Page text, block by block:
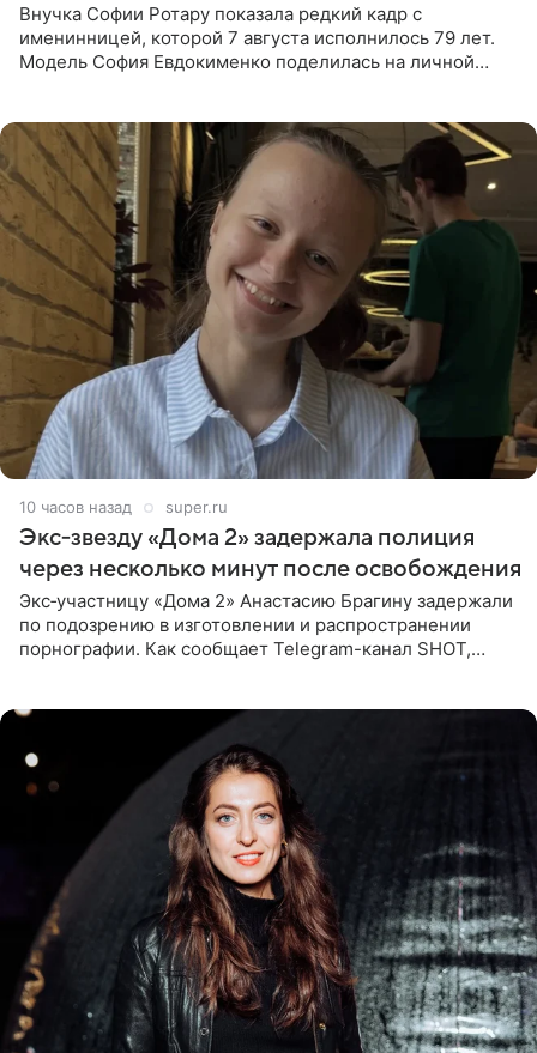
Внучка Софии Ротару показала редкий кадр с
именинницей, которой 7 августа исполнилось 79 лет.
Модель София Евдокименко поделилась на личной
10 часов назад super.ru
Экс‑звезду «Дома 2» задержала полиция
через несколько минут после освобождения
Экс‑участницу «Дома 2» Анастасию Брагину задержали
по подозрению в изготовлении и распространении
порнографии. Как сообщает Telegram-канал SHOT,